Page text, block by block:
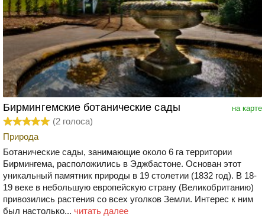
на карте
Бирмингемские ботанические сады
(2 голоса)
Природа
Ботанические сады, занимающие около 6 га территории
Бирмингема, расположились в Эджбастоне. Основан этот
уникальный памятник природы в 19 столетии (1832 год). В 18-
19 веке в небольшую европейскую страну (Великобританию)
привозились растения со всех уголков Земли. Интерес к ним
был настолько... читать далее